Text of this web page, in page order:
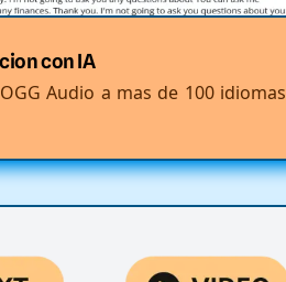
con IA
Audio a mas de 100 idiomas